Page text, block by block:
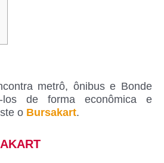
metrô, ônibus e Bonde
los de forma econômica e
o Bursakart.